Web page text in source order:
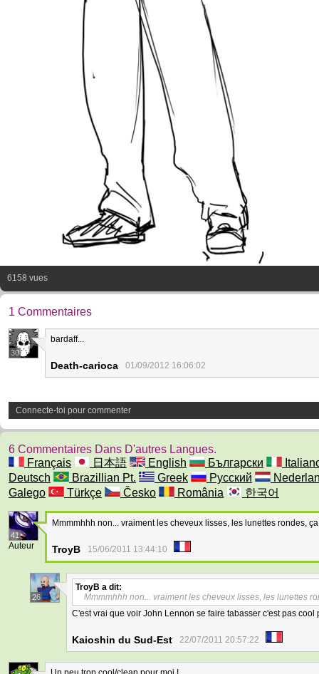
6158 vues
1 Commentaires
30
bardaff...
Death-carioca 01/09/2012 16:06:02
Connecte-toi pour commenter
6 Commentaires Dans D'autres Langues.
Français
日本語 English Български
Deutsch
Brazillian Pt. Greek Русский
Galego
Türkçe Česko România 한국어
41
Auteur
Mmmmhhh non... vraiment les cheveux lisses, les lunettes rondes,
TroyB 15/06/2011 13:44:10
26
TroyB a dit:
Mmmmhhh non... vraiment les cheveux lisses, les lunettes
C'est vrai que voir John Lennon se faire tabasser c'est pas
Kaioshin du Sud-Est 22/07/2011 20:57:22